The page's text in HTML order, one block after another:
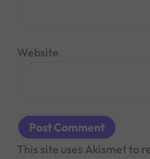
Website
This site uses Akismet to